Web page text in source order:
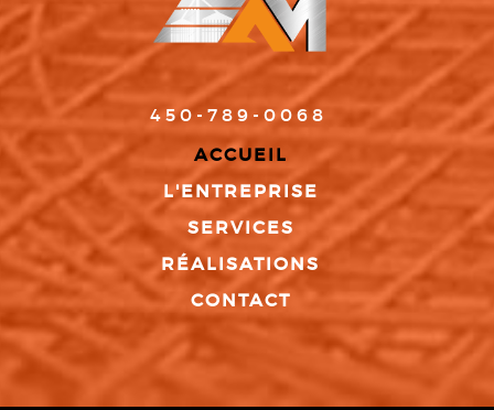
450-789-0068
ACCUEIL
L'ENTREPRISE
SERVICES
RÉALISATIONS
CONTACT